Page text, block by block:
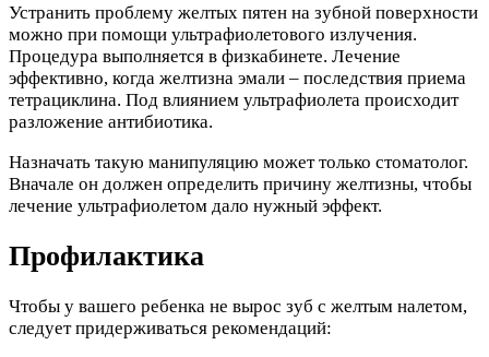
Устранить проблему желтых пятен на зубной поверхности
можно при помощи ультрафиолетового излучения.
Процедура выполняется в физкабинете. Лечение
эффективно, когда желтизна эмали – последствия приема
тетрациклина. Под влиянием ультрафиолета происходит
разложение антибиотика.
Назначать такую манипуляцию может только стоматолог.
Вначале он должен определить причину желтизны, чтобы
лечение ультрафиолетом дало нужный эффект.
Профилактика
Чтобы у вашего ребенка не вырос зуб с желтым налетом,
следует придерживаться рекомендаций: